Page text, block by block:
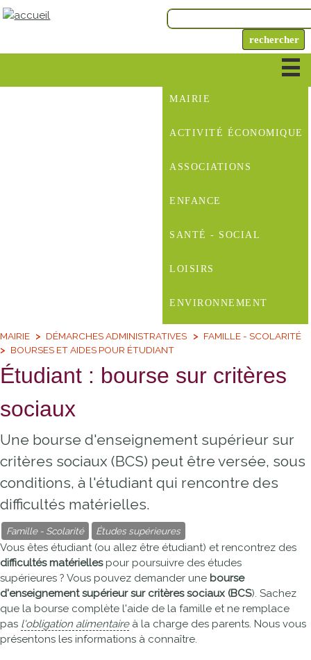
MAIRIE
ACTIVITÉ ÉCONOMIQUE
ASSOCIATIONS
ENFANCE
SANTÉ - SOCIAL
LOISIRS
ENVIRONNEMENT
MAIRIE DÉMARCHES ADMINISTRATIVES
FAMILLE - SCOLARITÉ
BOURSES ET AIDES POUR ÉTUDIANT
Étudiant : bourse sur critères
sociaux
Une bourse d'enseignement supérieur sur
critères sociaux (BCS) peut être versée, sous
conditions, à l'étudiant qui rencontre des
difficultés matérielles.
Famille - Scolarité Études supérieures
Vous êtes étudiant (ou allez être étudiant) et rencontrez des
difficultés matériellespour poursuivre des études
supérieures ? Vous pouvez demander une bourse
d'enseignement supérieur sur critères sociaux (BCS). Sachez
que la bourse complète l'aide de la famille et ne remplace
pas l'obligation alimentaireà la charge des parents. Nous vous
présentons les informations à connaître.